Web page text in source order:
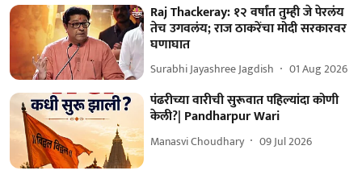
Raj Thackeray: १२ वर्षांत तुम्ही जे पेरलंय
तेच उगवलंय; राज ठाकरेंचा मोदी सरकारवर
घणाघात
Surabhi Jayashree Jagdish 01 Aug 2026
पंढरीच्या वारीची सुरूवात पहिल्यांदा कोणी
केली?| Pandharpur Wari
Manasvi Choudhary 09 Jul 2026